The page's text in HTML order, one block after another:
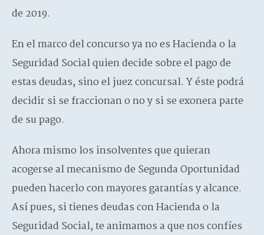
de 2019.
En el marco del concurso ya no es Hacienda o la
Seguridad Social quien decide sobre el pago de
estas deudas, sino el juez concursal. Y éste podrá
decidir si se fraccionan o no y si se exonera parte
de su pago.
Ahora mismo los insolventes que quieran
acogerse al mecanismo de Segunda Oportunidad
pueden hacerlo con mayores garantías y alcance.
Así pues, si tienes deudas con Hacienda o la
Seguridad Social, te animamos a que nos confíes